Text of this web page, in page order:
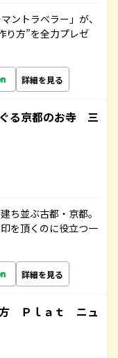
ントラベラー」が、
り方”を全力プレゼ
詳細を見る
る京都のお寺 三
ち並ぶ古都・京都。
を頂くのに役立つ一
詳細を見る
Ｐｌａｔ ニュ